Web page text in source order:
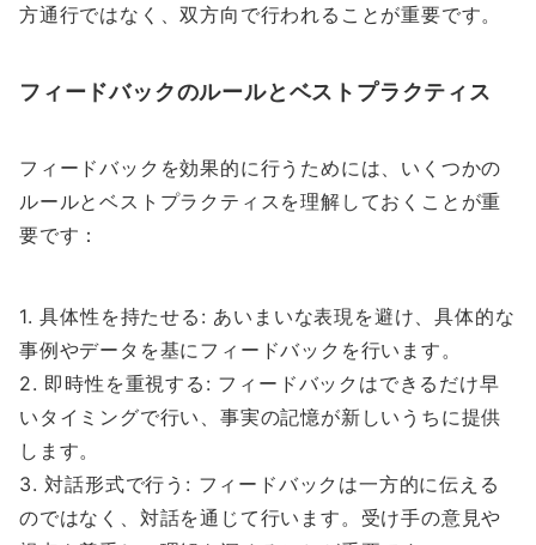
方通行ではなく、双方向で行われることが重要です。
フィードバックのルールとベストプラクティス
フィードバックを効果的に行うためには、いくつかの
ルールとベストプラクティスを理解しておくことが重
要です：
1. 具体性を持たせる: あいまいな表現を避け、具体的な
事例やデータを基にフィードバックを行います。
2. 即時性を重視する: フィードバックはできるだけ早
いタイミングで行い、事実の記憶が新しいうちに提供
します。
3. 対話形式で行う: フィードバックは一方的に伝える
のではなく、対話を通じて行います。受け手の意見や